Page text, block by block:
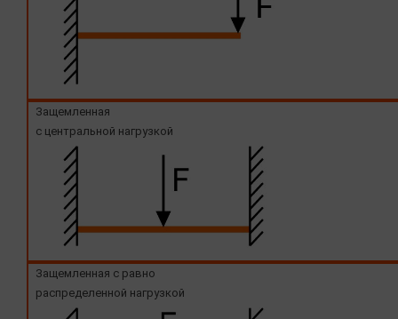
Защемленная
с центральной нагрузкой
Защемленная с равно
распределенной нагрузкой